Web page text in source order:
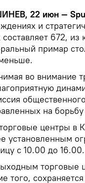
22 июн —
и
составляет 672,
примар
во внимание
на
центры в
установленным
с 10.00 до 16.00.
торговые
того,